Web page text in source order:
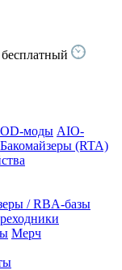
моды AIO-
Бакомайзеры (RTA)
/ RBA-базы
Мерч